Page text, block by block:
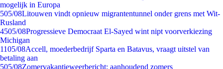
mogelijk in Europa
505/08Litouwen vindt opnieuw migrantentunnel onder grens met Wit-
Rusland
4505/08Progressieve Democraat El-Sayed wint nipt voorverkiezing
Michigan
1105/08Accell, moederbedrijf Sparta en Batavus, vraagt uitstel van
betaling aan
505/08Zomervakantieweerbericht: aanhoudend zomers